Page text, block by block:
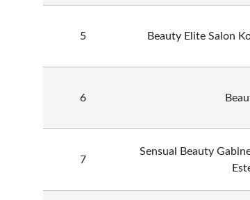
5 Beauty Elite Salon
6
7
Sensual Beauty